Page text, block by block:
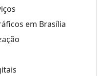
em Brasília